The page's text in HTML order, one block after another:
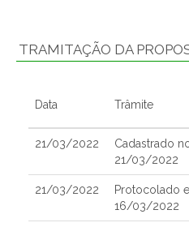
TRAMITAÇÃO DA
Data Trâmite
21/03/2022
Cadastrado
21/03/2022
21/03/2022
Protocolado
16/03/2022